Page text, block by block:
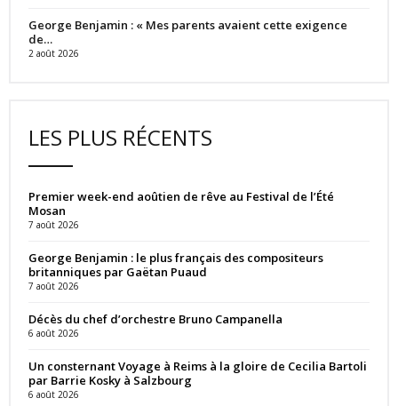
George Benjamin : « Mes parents avaient cette exigence
de…
2 août 2026
LES PLUS RÉCENTS
Premier week-end aoûtien de rêve au Festival de l’Été
Mosan
7 août 2026
George Benjamin : le plus français des compositeurs
britanniques par Gaëtan Puaud
7 août 2026
Décès du chef d’orchestre Bruno Campanella
6 août 2026
Un consternant Voyage à Reims à la gloire de Cecilia Bartoli
par Barrie Kosky à Salzbourg
6 août 2026